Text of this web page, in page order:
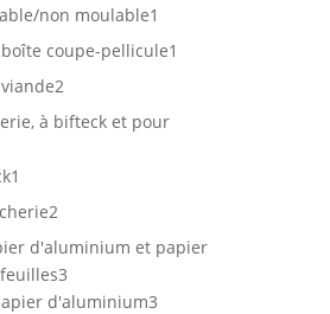
non moulable1
produit
coupe-pellicule1
22
produits
à bifteck et pour
1
produit
22
produits
d'aluminium et papier
33
produits
d'aluminium33